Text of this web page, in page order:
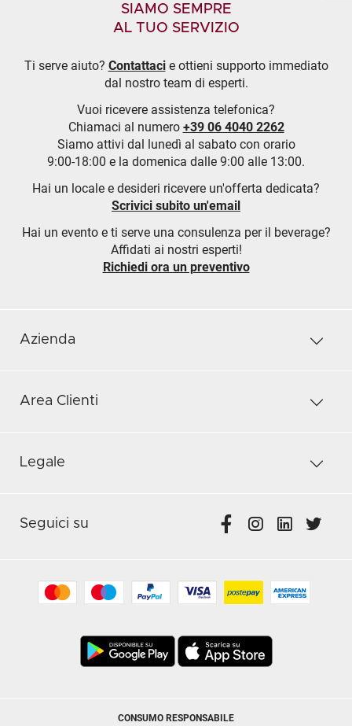
SIAMO SEMPRE
AL TUO SERVIZIO
Ti serve aiuto? Contattacie ottieni supporto immediato
dal nostro team di esperti.
Vuoi ricevere assistenza telefonica?
Chiamaci al numero +39 06 4040 2262
Siamo attivi dal lunedì al sabato con orario
9:00-18:00 e la domenica dalle 9:00 alle 13:00.
Hai un locale e desideri ricevere un'offerta dedicata?
Scrivici subito un'email
Hai un evento e ti serve una consulenza per il beverage?
Affidati ai nostri esperti!
Richiedi ora un preventivo
Azienda
Area Clienti
Legale
Seguici su
CONSUMO RESPONSABILE